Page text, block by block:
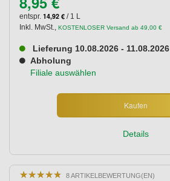
entspr. 14,92 € / 1 L
Inkl. MwSt., KOSTENLOSER Versand ab 49,00 €
Lieferung 10.08.2026 - 11.08.2026
Abholung
Filiale auswählen
Kaufen
Details
★★★★★
★★★★★ 8 ARTIKELBEWERTUNG(EN)